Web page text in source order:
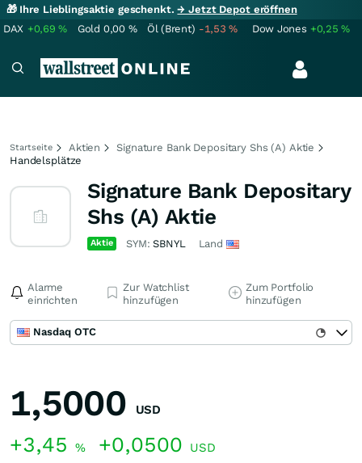
🎁 Ihre Lieblingsaktie geschenkt.→ Jetzt Depot eröffnen
DAX +0,69% Gold 0,00 % Öl (Brent) -1,53% Dow Jones +0,25%
Startseite Aktien
Signature Bank Depositary Shs (A) Aktie
Handelsplätze
Signature Bank Depositary
Shs (A) Aktie
Aktie SYM:SBNYL Land
Alarme
einrichten
Zur Watchlist
hinzufügen
Zum Portfolio
hinzufügen
Nasdaq OTC
1,5000 USD
+3,45 % +0,0500 USD